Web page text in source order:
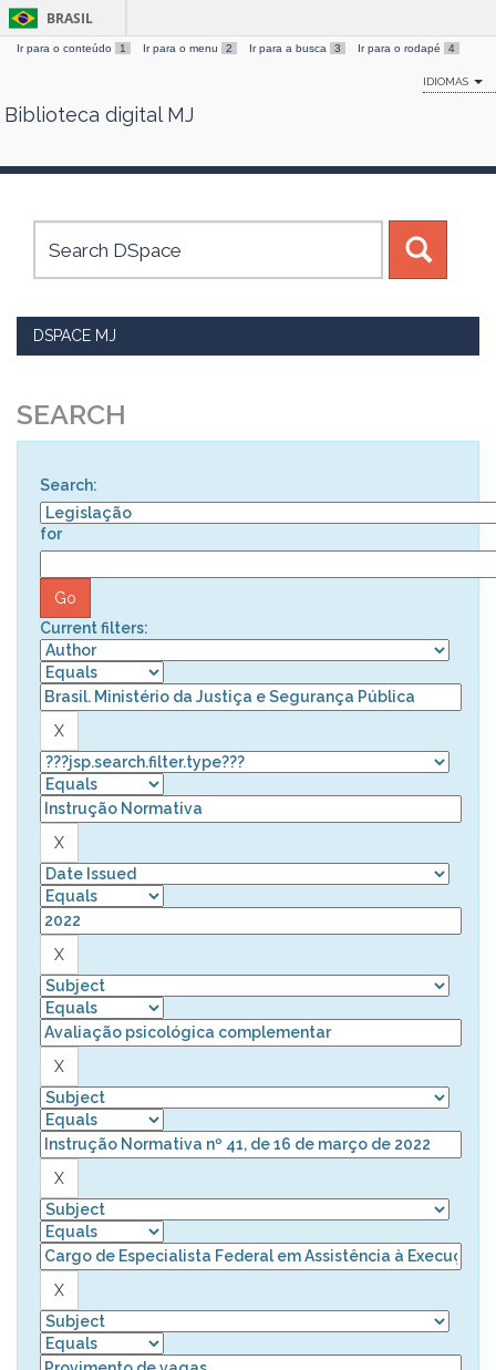
Skip
BRASIL
Ir para o conteúdo 1 Ir para o menu 2 Ir para a busca 3 Ir para o rodapé 4
IDIOMAS
Biblioteca digital MJ
DSPACE MJ
SEARCH
Search:
for
Current filters: